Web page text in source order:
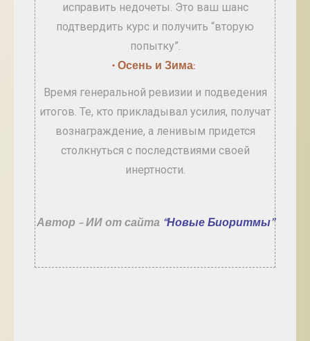
исправить недочеты. Это ваш шанс
подтвердить курс и получить “вторую
попытку”.
• Осень и Зима:
Время генеральной ревизии и подведения
итогов. Те, кто прикладывал усилия, получат
вознаграждение, а ленивым придется
столкнуться с последствиями своей
инертности.
Автор – ИИ от сайта “Новые Биоритмы”